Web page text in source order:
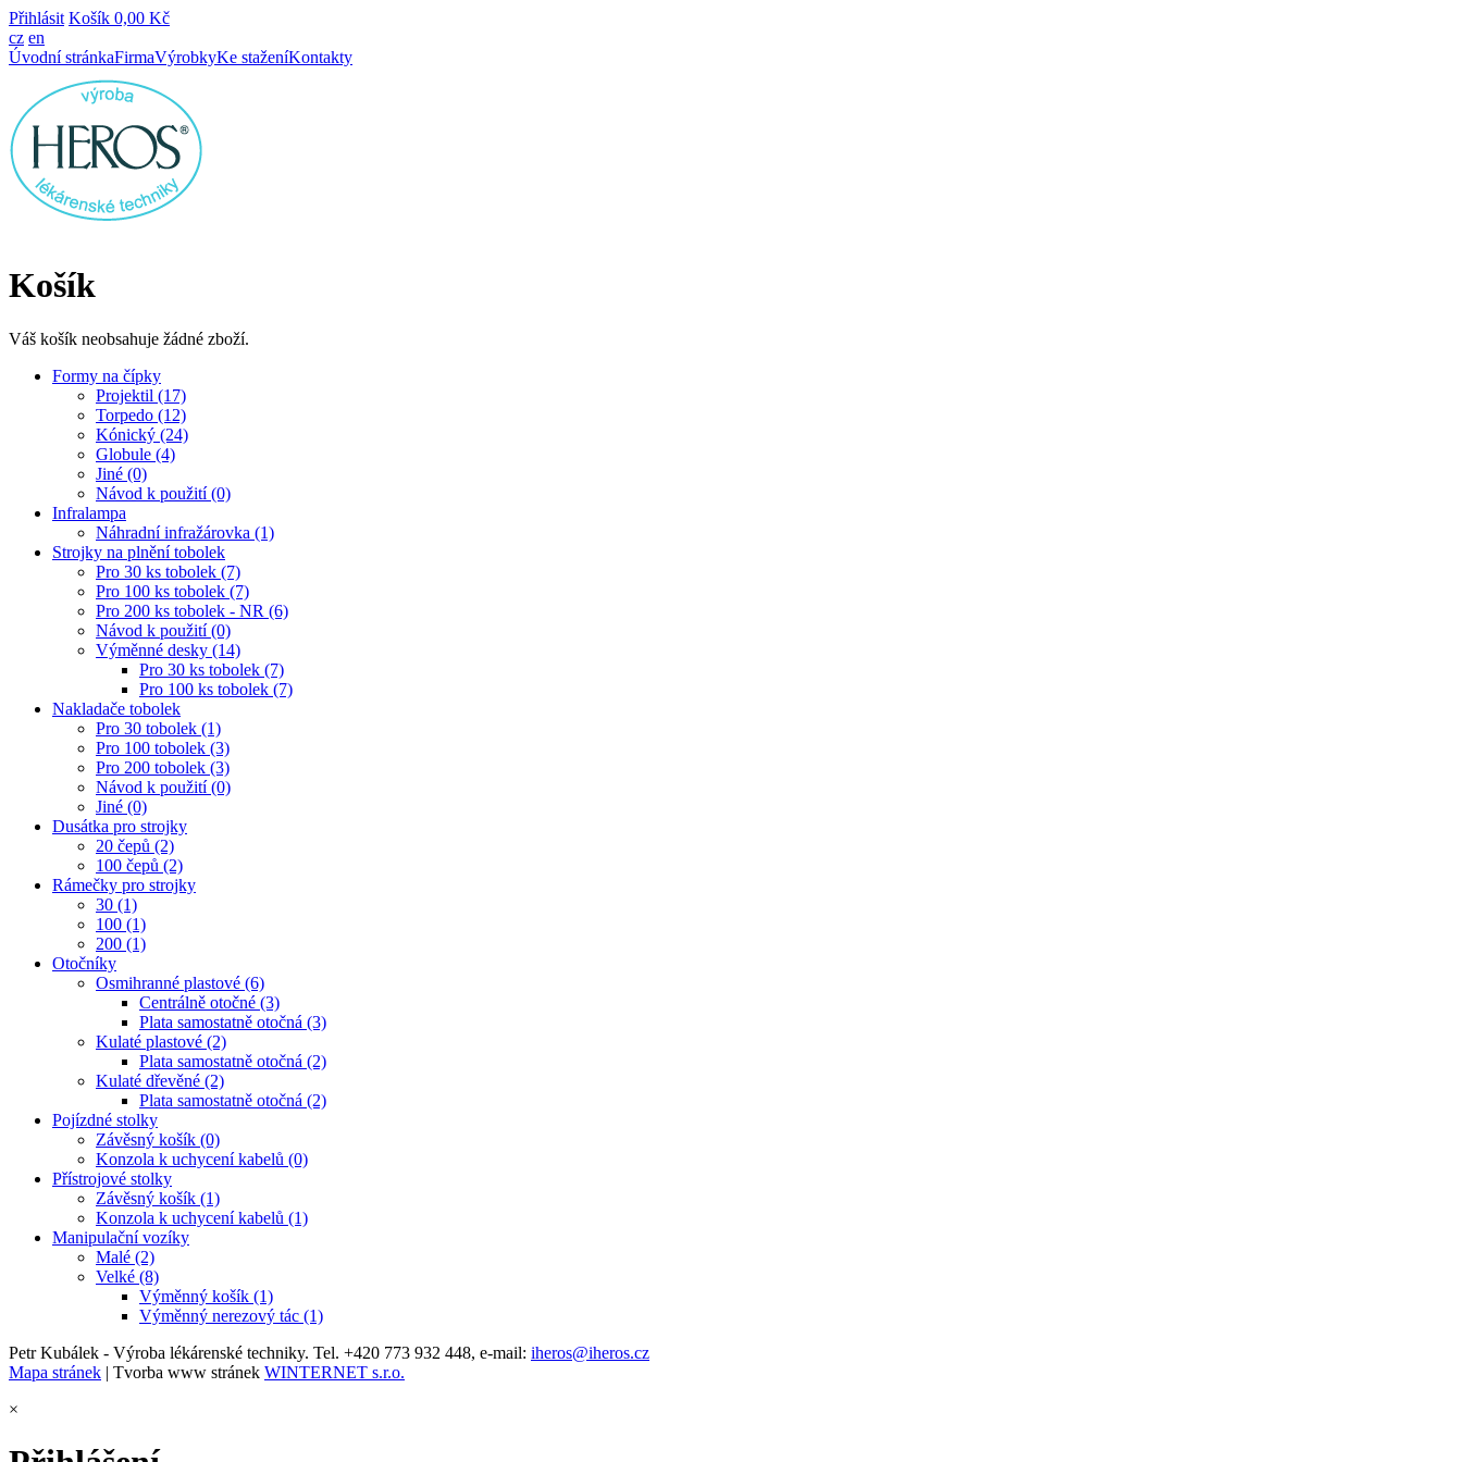
Přihlásit Košík 0,00 Kč
cz en
Úvodní stránkaFirmaVýrobkyKe staženíKontakty
Košík
Váš košík neobsahuje žádné zboží.
Formy na čípky
Projektil (17)
Torpedo (12)
Kónický (24)
Globule (4)
Jiné (0)
Návod k použití (0)
Infralampa
Náhradní infražárovka (1)
Strojky na plnění tobolek
Pro 30 ks tobolek (7)
Pro 100 ks tobolek (7)
Pro 200 ks tobolek - NR (6)
Návod k použití (0)
Výměnné desky (14)
Pro 30 ks tobolek (7)
Pro 100 ks tobolek (7)
Nakladače tobolek
Pro 30 tobolek (1)
Pro 100 tobolek (3)
Pro 200 tobolek (3)
Návod k použití (0)
Jiné (0)
Dusátka pro strojky
20 čepů (2)
100 čepů (2)
Rámečky pro strojky
30 (1)
100 (1)
200 (1)
Otočníky
Osmihranné plastové (6)
Centrálně otočné (3)
Plata samostatně otočná (3)
Kulaté plastové (2)
Plata samostatně otočná (2)
Kulaté dřevěné (2)
Plata samostatně otočná (2)
Pojízdné stolky
Závěsný košík (0)
Konzola k uchycení kabelů (0)
Přístrojové stolky
Závěsný košík (1)
Konzola k uchycení kabelů (1)
Manipulační vozíky
Malé (2)
Velké (8)
Výměnný košík (1)
Výměnný nerezový tác (1)
Petr Kubálek - Výroba lékárenské techniky. Tel. +420 773 932 448, e-mail: iheros@iheros.cz
Mapa stránek | Tvorba www stránek WINTERNET s.r.o.
×